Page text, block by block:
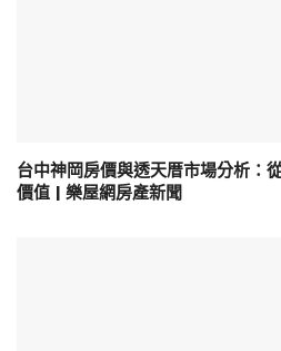
台中神岡房價與透天厝市場分析：
價值 | 樂屋網房產新聞